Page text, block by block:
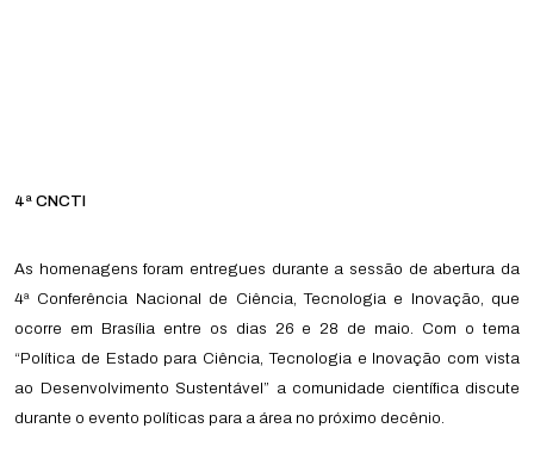
4ª CNCTI
As homenagens foram entregues durante a sessão de abertura da
4ª Conferência Nacional de Ciência, Tecnologia e Inovação, que
ocorre em Brasília entre os dias 26 e 28 de maio. Com o tema
“Política de Estado para Ciência, Tecnologia e Inovação com vista
ao Desenvolvimento Sustentável” a comunidade científica discute
durante o evento políticas para a área no próximo decênio.